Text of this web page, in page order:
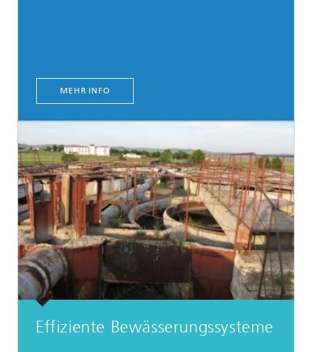
MEHR INFO
Effiziente Bewässerungssysteme